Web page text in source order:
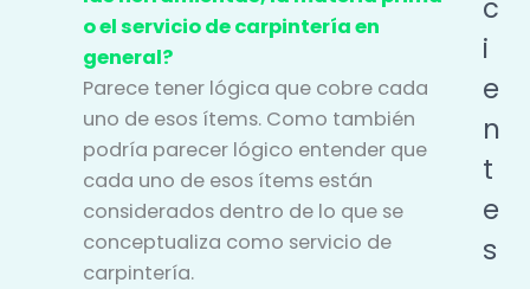
o el servicio de carpintería en
general?
Parece tener lógica que cobre cada
uno de esos ítems. Como también
podría parecer lógico entender que
cada uno de esos ítems están
considerados dentro de lo que se
conceptualiza como servicio de
carpintería.
c
i
e
n
t
e
s